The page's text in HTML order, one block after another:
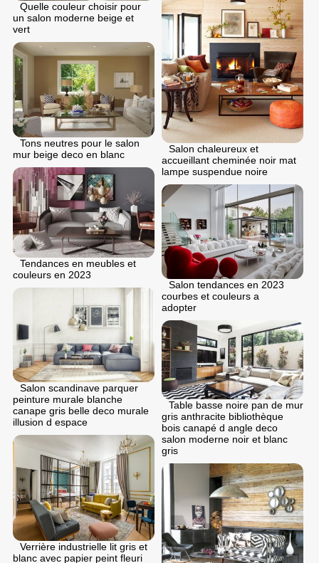
Quelle couleur choisir pour
un salon moderne beige et
vert
Salon chaleureux et
accueillant cheminée noir mat
lampe suspendue noire
Tons neutres pour le salon
mur beige deco en blanc
Tendances en meubles et
couleurs en 2023
Salon tendances en 2023
courbes et couleurs a
adopter
Salon scandinave parquer
peinture murale blanche
canape gris belle deco murale
illusion d espace
Table basse noire pan de mur
gris anthracite bibliothèque
bois canapé d angle deco
salon moderne noir et blanc
gris
Verrière industrielle lit gris et
blanc avec papier peint fleuri